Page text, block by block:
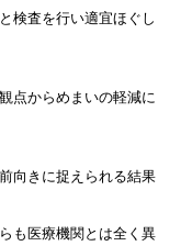
検査を行い適宜ほぐし
点からめまいの軽減に
向きに捉えられる結果
も医療機関とは全く異